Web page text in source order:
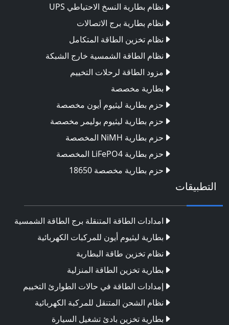
نظام بطارية النسخ الاحتياطي UPS
نظام بطارية برج الاتصالات
نظام تخزين الطاقة المتكامل
نظام الطاقة الشمسية خارج الشبكة
مزود الطاقة لرحلات التخييم
بطارية مخصصة
حزم بطارية ليثيوم أيون مخصصة
حزم بطارية ليثيوم بوليمر مخصصة
حزم بطارية NiMH المخصصة
حزم بطارية LiFePO4 المخصصة
حزم بطارية مخصصة 18650
التطبيقات
امدادات الطاقة المتنقلة برج الطاقة الشمسية
بطارية ليثيوم أيون للمركبات الكهربائية
نظام تخزين طاقة البطارية
بطارية تخزين الطاقة المنزلية
إمدادات الطاقة في حالات الطوارئ التخييم
نظام الشحن المتنقل للمركبة الكهربائية
بطارية تخزين بادئ تشغيل السيارة